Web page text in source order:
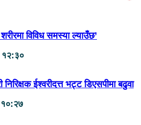
विविध समस्या ल्याउँछ’
१२:३०
ईश्वरीदत्त भट्ट डिएसपीमा बढुवा
१०:२७